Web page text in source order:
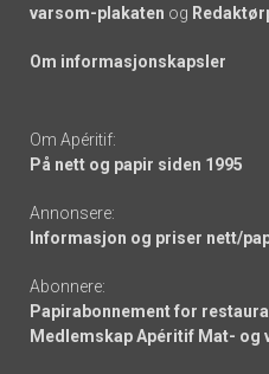
varsom-plakaten og
Om informasjonskapsler
Om Apéritif:
På nett og papir siden 1995
Annonsere:
Informasjon og priser nett/
Abonnere:
Papirabonnement for
Medlemskap Apéritif Mat- og